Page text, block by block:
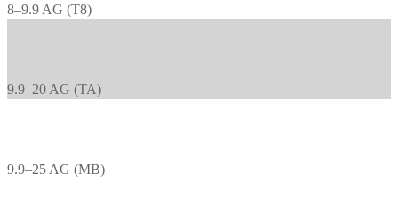
8–9.9 AG (T8)
9.9–20 AG (TA)
9.9–25 AG (MB)